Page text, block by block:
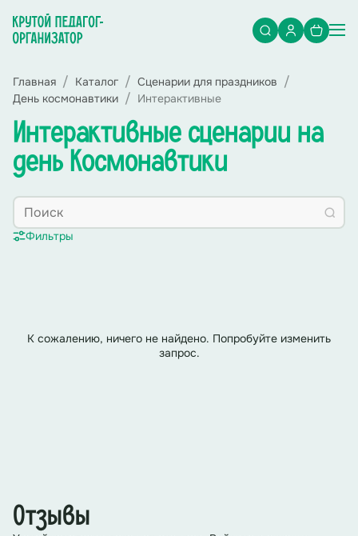
Главная Каталог
Сценарии для праздников
День космонавтики
Интерактивные
Интерактивные сценарии на
день Космонавтики
Фильтры
К сожалению, ничего не найдено. Попробуйте изменить
запрос.
Отзывы